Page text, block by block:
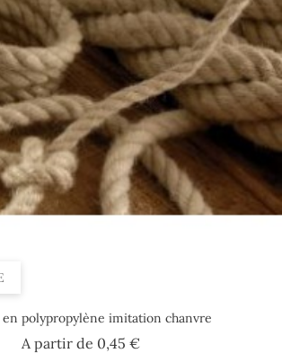
en polypropylène imitation chanvre
A partir de 0,45 €Prix